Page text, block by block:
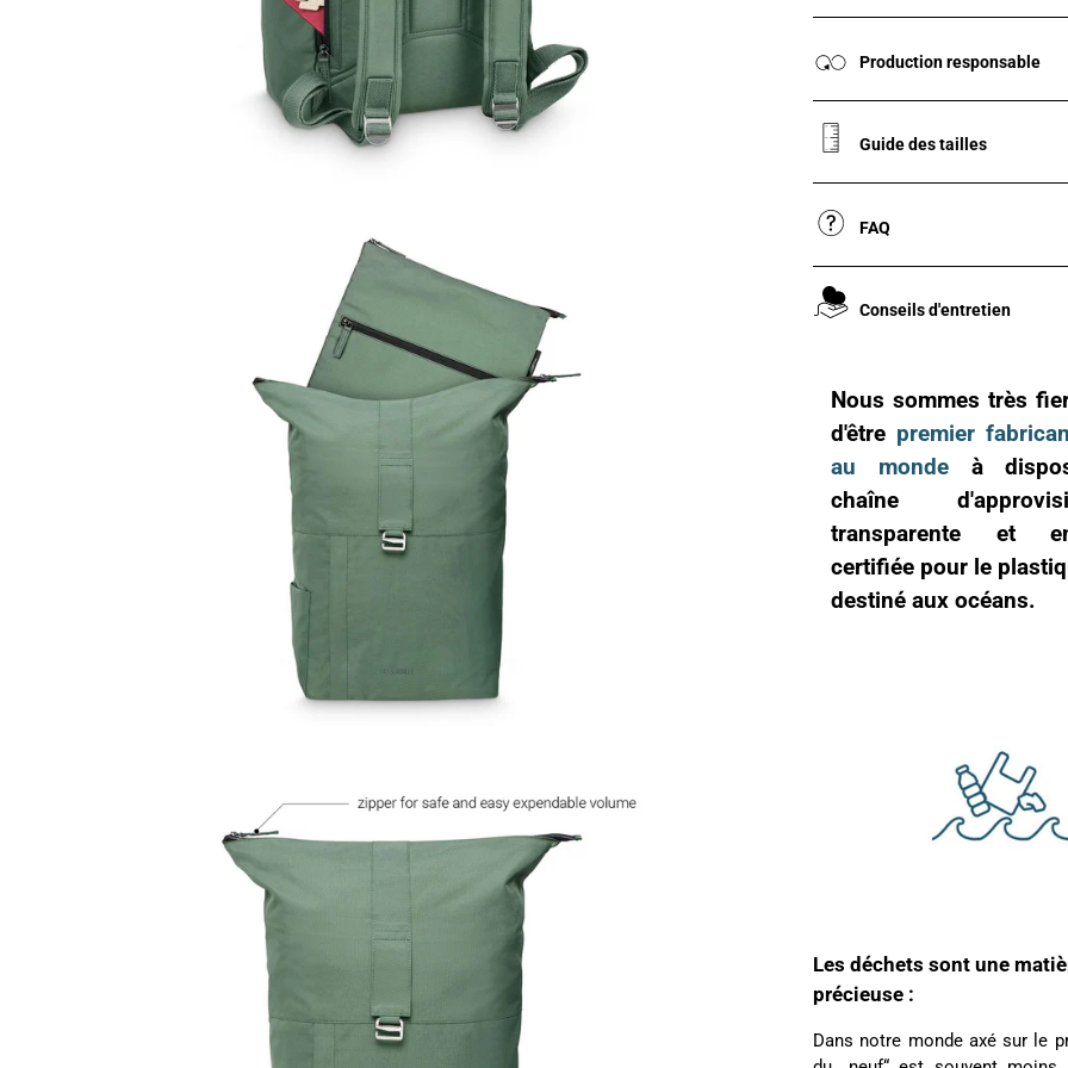
Production responsable
Guide des tailles
FAQ
Conseils d'entretien
Nous sommes très
d'être premier
au mondeà
chaîne
transparente et
certifiée pour le
destiné aux océans.
Les déchets sont une
précieuse :
Dans notre monde axé sur le